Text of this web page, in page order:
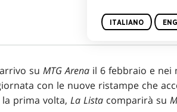
su MTG Arena il 6 febbraio e nei
con le nuove ristampe che
prima volta, La Lista comparirà su
ITALIANO